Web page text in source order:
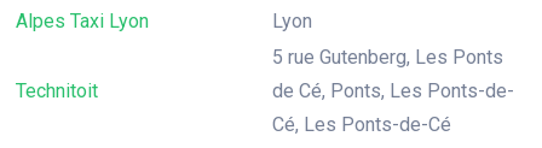
Alpes Taxi Lyon
Lyon
Technitoit
5 rue Gutenberg, Les Ponts
de Cé, Ponts, Les Ponts-de-
Cé, Les Ponts-de-Cé